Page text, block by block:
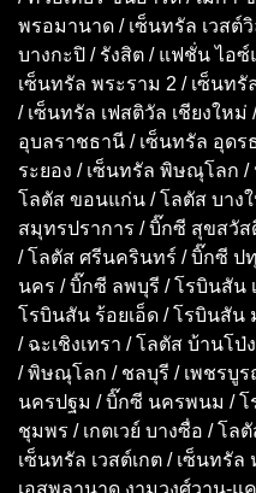
พรอมานาด / เซ็นทรัล เวสต์
บางกะปิ / รังสิต / แฟชั่น ไอ
เซ็นทรัล พระราม 2 / เซ็นทรั
/ เซ็นทรัล เฟสติวัล เชียงให
อุบลราชธานี / เซ็นทรัล อุดร
ระยอง / เซ็นทรัล พิษณุโลก /
โลตัส ขอนแก่น / โลตัส บาง
สมุทรปราการ / บิ๊กซี สุขสวัส
/ โลตัส ศรีนครินทร์ / บิ๊กซี ป
นคร / บิ๊กซี ลพบุรี / โรบินสัน
โรบินสัน ร้อยเอ็ด / โรบินสั
/ ฉะเชิงเทรา / โลตัส บ้านโ
/ พิษณุโลก / ชลบุรี / เพชรบู
นครปฐม / บิ๊กซี นครพนม / โ
ชุมพร / เกตเวย์ บางซื่อ / โล
เซ็นทรัล เวสต์เกต / เซ็นทรั
เอสพลานาด งามวงศ์วาน-แ